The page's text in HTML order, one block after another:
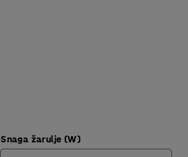
Snaga žarulje (W)